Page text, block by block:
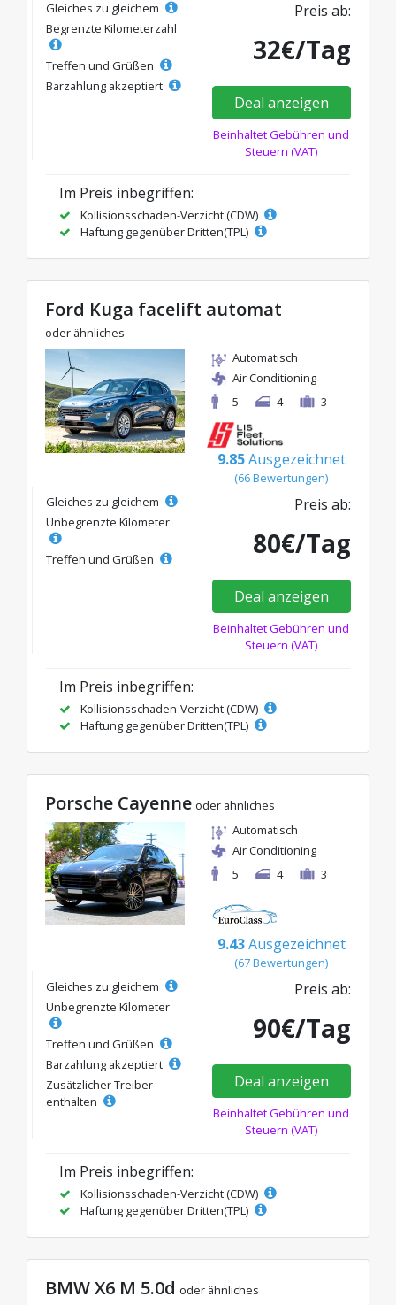
Gleiches zu gleichem
Begrenzte Kilometerzahl
Treffen und Grüßen
Barzahlung akzeptiert
Preis ab:
32€/Tag
Deal anzeigen
Beinhaltet Gebühren und
Steuern (VAT)
Im Preis inbegriffen:
Kollisionsschaden-Verzicht (CDW)
Haftung gegenüber Dritten(TPL)
Ford Kuga facelift automat
oder ähnliches
Automatisch
Air Conditioning
5
4 3
9.85 Ausgezeichnet
(66 Bewertungen)
Gleiches zu gleichem
Unbegrenzte Kilometer
Treffen und Grüßen
Preis ab:
80€/Tag
Deal anzeigen
Beinhaltet Gebühren und
Steuern (VAT)
Im Preis inbegriffen:
Kollisionsschaden-Verzicht (CDW)
Haftung gegenüber Dritten(TPL)
Porsche Cayenne oder ähnliches
Automatisch
Air Conditioning
5
4 3
9.43 Ausgezeichnet
(67 Bewertungen)
Gleiches zu gleichem
Unbegrenzte Kilometer
Treffen und Grüßen
Barzahlung akzeptiert
Zusätzlicher Treiber
enthalten
Preis ab:
90€/Tag
Deal anzeigen
Beinhaltet Gebühren und
Steuern (VAT)
Im Preis inbegriffen:
Kollisionsschaden-Verzicht (CDW)
Haftung gegenüber Dritten(TPL)
BMW X6 M 5.0d oder ähnliches